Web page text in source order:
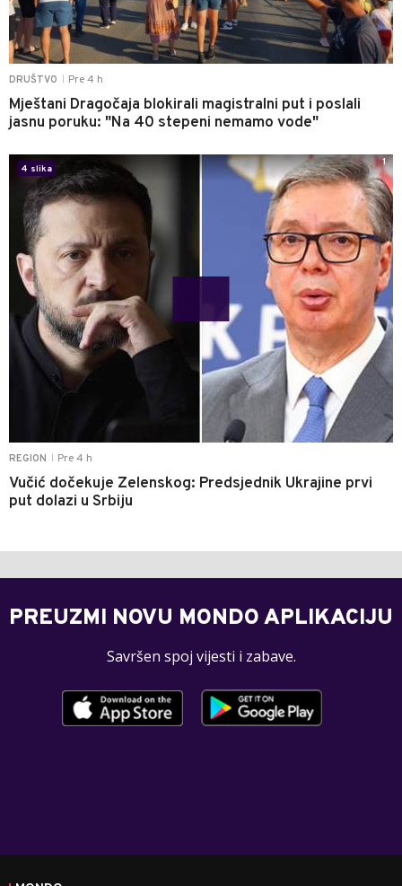
DRUŠTVO Pre 4 h
Mještani Dragočaja blokirali magistralni put i poslali
jasnu poruku: "Na 40 stepeni nemamo vode"
REGION Pre 4 h
Vučić dočekuje Zelenskog: Predsjednik Ukrajine prvi
put dolazi u Srbiju
4 slika
1
PREUZMI NOVU MONDO APLIKACIJU
Savršen spoj vijesti i zabave.